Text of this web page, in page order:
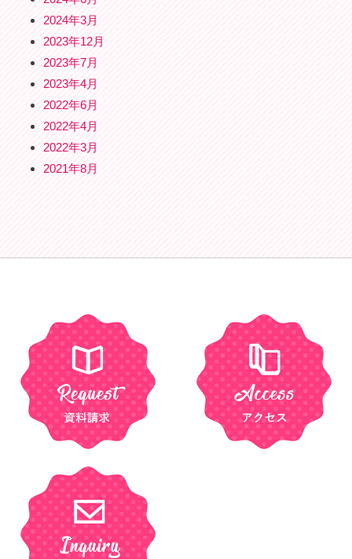
2024年3月
2023年12月
2023年7月
2023年4月
2022年6月
2022年4月
2022年3月
2021年8月